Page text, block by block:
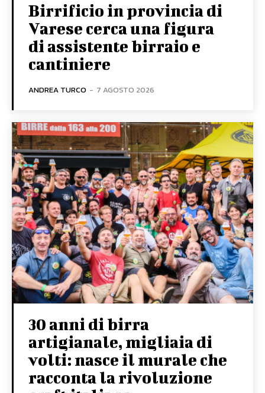
Birrificio in provincia di
Varese cerca una figura
di assistente birraio e
cantiniere
ANDREA TURCO - 7 AGOSTO 2026
30 anni di birra
artigianale, migliaia di
volti: nasce il murale che
racconta la rivoluzione